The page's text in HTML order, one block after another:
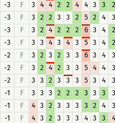
-3 F 3 4 4 2 2 4 4 3 3
2
-3 F 3 2 2 3 3 2 5 2 4
3
-3 F 3 2 4 2 2 2 6 3 4
2
-3 F 3 3 4 3 4 3 5 3 4
2
-2 F 3 2 3 2 3 3 6 3 4
3
-2 F 3 2 4 2 3 3 5 4 4
3
-2 F 3 3 2 3 3 3 5 3 4
3
-1 F 3 3 3 2 2 2 3 3 3
3
-1 F 4 3 2 3 3 3 3 2 4
3
-1 F 4 3 2 3 3 3 4 3 3
4